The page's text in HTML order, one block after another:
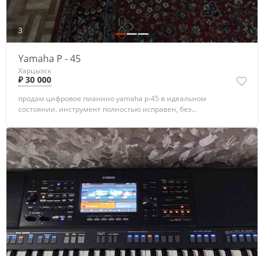
3
Yamaha P - 45
Харцызск
₽ 30 000
продам цифровое пианино yamaha p-45 в идеальном
состоянии. инструмент полностью исправен, без...